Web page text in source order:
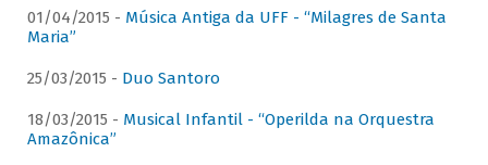
01/04/2015 - Música Antiga da UFF - “Milagres de Santa
Maria”
25/03/2015 - Duo Santoro
18/03/2015 - Musical Infantil - “Operilda na Orquestra
Amazônica”